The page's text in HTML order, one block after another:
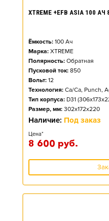
XTREME +EFB ASIA 100
Ёмкость: 100 Ач
Марка: XTREME
Полярность: Обратная
Пусковой ток: 850
Вольт: 12
Технология: Ca/Ca, Punch,
Тип корпуса: D31
Размер, мм: 302x172x220
Наличие: Под заказ
Цена*
8 600 руб.